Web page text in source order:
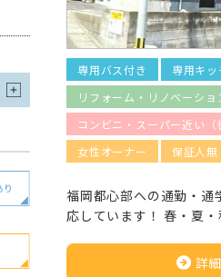
専用バス付き 専用キッ
リフォーム・リノベーショ
コンビニ・スーパー近い（
女性オーナー
保証人無
福岡都心部への通勤・通
応しています！ 春・夏
詳